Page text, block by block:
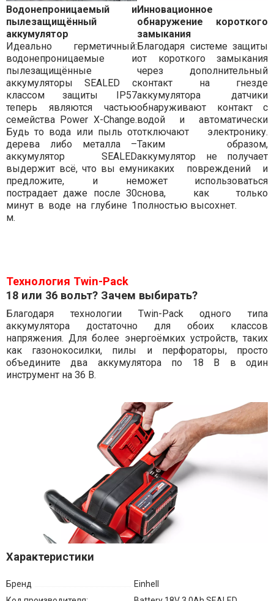
Водонепроницаемый и
пылезащищённый
аккумулятор
Идеально герметичный:
водонепроницаемые и
пылезащищённые
аккумуляторы SEALED с
классом защиты IP57
теперь являются частью
семейства Power X-Change.
Будь то вода или пыль от
дерева либо металла –
аккумулятор SEALED
выдержит всё, что вы ему
предложите, и не
пострадает даже после 30
минут в воде на глубине 1
м.
Инновационное
обнаружение короткого
замыкания
Благодаря системе защиты
от короткого замыкания
через дополнительный
контакт на гнезде
аккумулятора датчики
обнаруживают контакт с
водой и автоматически
отключают электронику.
Таким образом,
аккумулятор не получает
никаких повреждений и
может использоваться
снова, как только
полностью высохнет.
Технология Twin-Pack
18 или 36 вольт? Зачем выбирать?
Благодаря технологии Twin-Pack одного типа
аккумулятора достаточно для обоих классов
напряжения. Для более энергоёмких устройств, таких
как газонокосилки, пилы и перфораторы, просто
объедините два аккумулятора по 18 В в один
инструмент на 36 В.
Характеристики
Бренд
Einhell